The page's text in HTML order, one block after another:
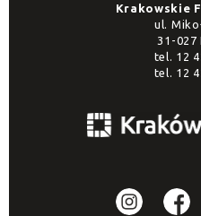
Krakowskie
ul.
31-027
tel. 12
tel. 12